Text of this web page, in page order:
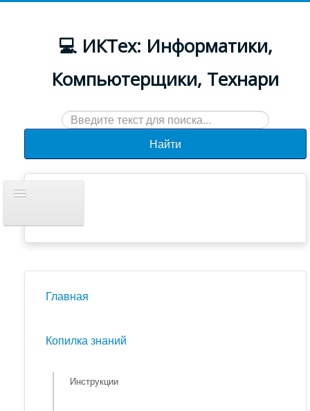
💻 ИКТех: Информатики,
Компьютерщики, Технари
Искать...
Найти
навигацию
Новости
Главная
Копилка знаний
Инструкции